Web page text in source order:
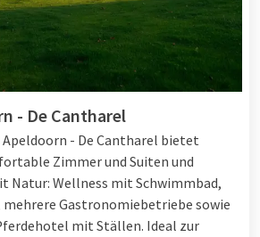
- De Cantharel
Apeldoorn - De Cantharel bietet
Zimmer und Suiten und
Natur: Wellness mit Schwimmbad,
mehrere Gastronomiebetriebe sowie
mit Ställen. Ideal zur